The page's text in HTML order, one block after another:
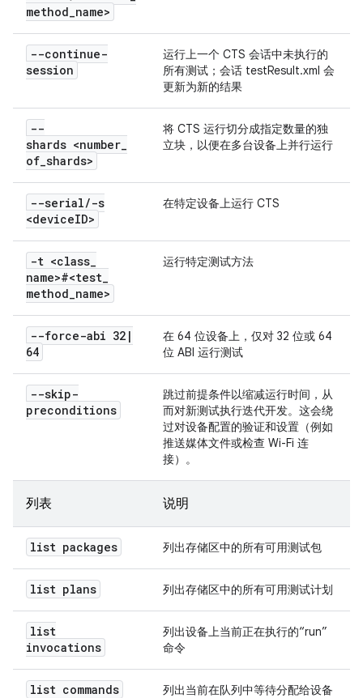
method_name>
--continue-
session
运行上一个 CTS 会话中未执行的
所有测试；会话 testResult.xml 会
更新为新的结果
--
shards <number_
of_shards>
将 CTS 运行切分成指定数量的独
立块，以便在多台设备上并行运行
--serial/-s
<deviceID>
在特定设备上运行 CTS
-t <class_
name>#<test_
method_name>
运行特定测试方法
--force-abi 32 |
64
在 64 位设备上，仅对 32 位或 64
位 ABI 运行测试
--skip-
preconditions
跳过前提条件以缩减运行时间，从
而对新测试执行迭代开发。这会绕
过对设备配置的验证和设置（例如
推送媒体文件或检查 Wi-Fi 连
接）。
列表 说明
list packages 列出存储区中的所有可用测试包
list plans 列出存储区中的所有可用测试计划
list
invocations
列出设备上当前正在执行的“run”
命令
list commands
列出当前在队列中等待分配给设备